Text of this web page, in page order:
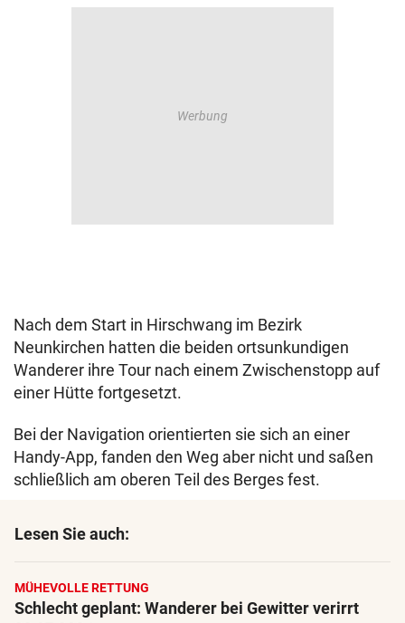
Nach dem Start in Hirschwang im Bezirk
Neunkirchen hatten die beiden ortsunkundigen
Wanderer ihre Tour nach einem Zwischenstopp auf
einer Hütte fortgesetzt.
Bei der Navigation orientierten sie sich an einer
Handy-App, fanden den Weg aber nicht und saßen
schließlich am oberen Teil des Berges fest.
Lesen Sie auch:
MÜHEVOLLE RETTUNG
Schlecht geplant: Wanderer bei Gewitter verirrt